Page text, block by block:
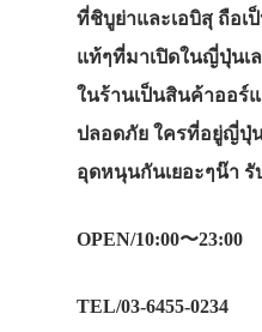
ที่ชิบูย่าและเอบิสุ ถือเ
แท้ๆที่มาเปิดในญี่ปุ่นเ
ในร้านเป็นสินค้าออ
ปลอดภัย ใครที่อยู่ญี่ปุ่
อุดหนุนกันเยอะๆน๊า
OPEN/10:00〜23:00
TEL/03-6455-0234